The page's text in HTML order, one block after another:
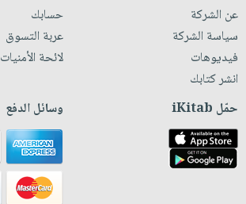
عن الشركة
سياسة الشركة
فيديوهات
انشر كتابك
حسابك
عربة التسوق
لائحة الأمنيات
حمّل iKitab وسائل الدفع